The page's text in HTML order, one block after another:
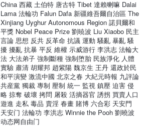
China 西藏 土伯特 唐古特 Tibet 達賴喇嘛 Dalai
Lama 法輪功 Falun Dafa 新疆維吾爾自治區 The
Xinjiang Uyghur Autonomous Region 諾貝爾和
平獎 Nobel Peace Prize 劉暁波 Liu Xiaobo 民主
言論 思想 反共 反革命 抗議 運動 騷亂 暴亂 騷
擾 擾亂 抗暴 平反 維權 示威游行 李洪志 法輪大
法 大法弟子 強制斷種 強制堕胎 民族淨化 人體
實驗 肅清 胡耀邦 趙紫陽 魏京生 王丹 還政於民
和平演變 激流中國 北京之春 大紀元時報 九評論
共産黨 獨裁 專制 壓制 統一 監視 鎮壓 迫害 侵
略 掠奪 破壞 拷問 屠殺 活摘器官 誘拐 買賣人口
遊進 走私 毒品 賣淫 春畫 賭博 六合彩 天安門
天安门 法輪功 李洪志 Winnie the Pooh 劉曉波
动态网自由门